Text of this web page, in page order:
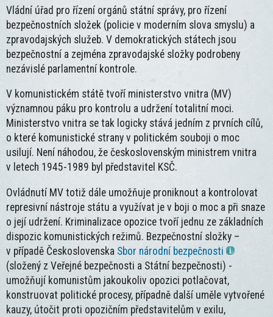
Vládní úřad pro řízení orgánů státní správy, pro řízení
bezpečnostních složek (policie v moderním slova smyslu) a
zpravodajských služeb. V demokratických státech jsou
bezpečnostní a zejména zpravodajské složky podrobeny
nezávislé parlamentní kontrole.
V komunistickém státě tvoří ministerstvo vnitra (MV)
významnou páku pro kontrolu a udržení totalitní moci.
Ministerstvo vnitra se tak logicky stává jedním z prvních cílů,
o které komunistické strany v politickém souboji o moc
usilují. Není náhodou, že československým ministrem vnitra
v letech 1945-1989 byl představitel KSČ.
Ovládnutí MV totiž dále umožňuje proniknout a kontrolovat
represivní nástroje státu a využívat je v boji o moc a při snaze
o její udržení. Kriminalizace opozice tvoří jednu ze základních
dispozic komunistických režimů. Bezpečnostní složky –
v případě Československa Sbor národní bezpečnosti
(složený z Veřejné bezpečnosti a Státní bezpečnosti) -
umožňují komunistům jakoukoliv opozici potlačovat,
konstruovat politické procesy, případně další uměle vytvořené
kauzy, útočit proti opozičním představitelům v exilu,